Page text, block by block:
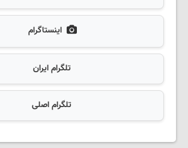
اینستاگرام
تلگرام ایران
تلگرام اصلی